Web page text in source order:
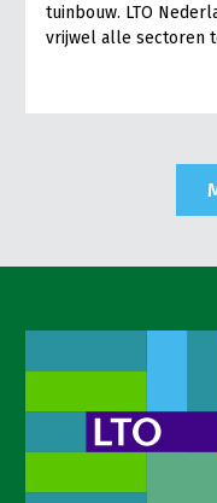
tuinbouw. LTO
vrijwel alle sectoren